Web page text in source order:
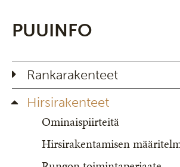
PUUINFO
Rankarakenteet
Hirsirakenteet
Ominaispiirteitä
Hirsirakentamisen